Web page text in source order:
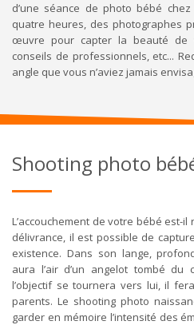
d’une séance de photo bébé
quatre heures, des photographes
œuvre pour capter la beauté de
conseils de professionnels, etc...
angle que vous n’aviez jamais
Shooting photo
L’accouchement de votre bébé est-
délivrance, il est possible de
existence. Dans son lange,
aura l’air d’un angelot tombé
l’objectif se tournera vers lui, il
parents. Le shooting photo
garder en mémoire l’intensité des